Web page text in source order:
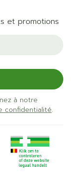
et promotions
à notre
confidentialité.